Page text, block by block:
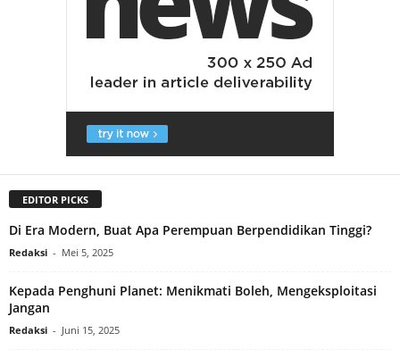
EDITOR PICKS
Di Era Modern, Buat Apa Perempuan Berpendidikan Tinggi?
Redaksi - Mei 5, 2025
Kepada Penghuni Planet: Menikmati Boleh, Mengeksploitasi
Jangan
Redaksi - Juni 15, 2025